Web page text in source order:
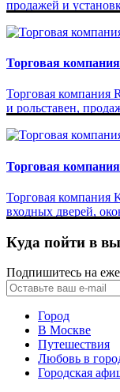
продажей и
Торговая
Торговая компания
и рольставен,
Торговая
Торговая компания
входных дверей,
Куда пойти в
Подпишитесь на
Город
В Москве
Путешествия
Любовь в
Городская